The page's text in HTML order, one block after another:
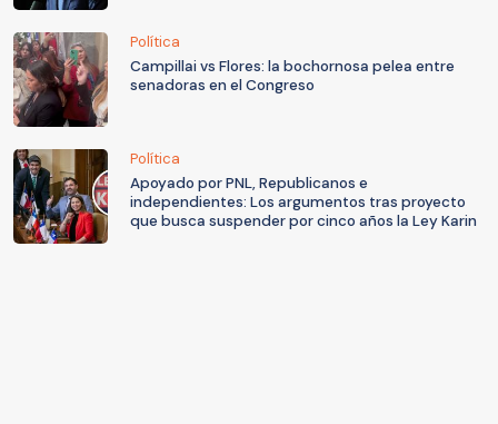
Política
Campillai vs Flores: la bochornosa pelea entre
senadoras en el Congreso
Política
Apoyado por PNL, Republicanos e
independientes: Los argumentos tras proyecto
que busca suspender por cinco años la Ley Karin